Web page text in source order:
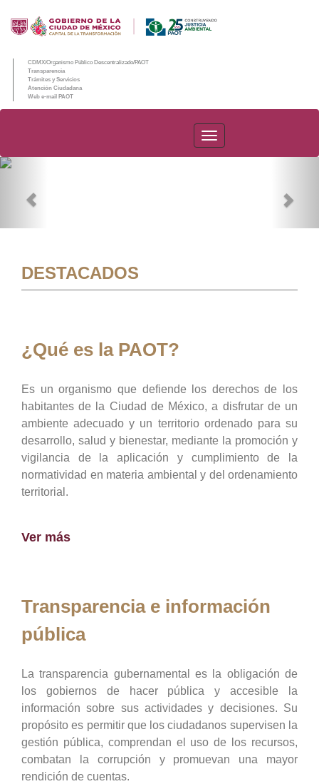
CDMX/Organismo Público Descentralizado/PAOT
Transparencia
Trámites y Servicios
Atención Ciudadana
Web e-mail PAOT
PAOT
DESTACADOS
¿Qué es la PAOT?
Es un organismo que defiende los derechos de los
habitantes de la Ciudad de México, a disfrutar de un
ambiente adecuado y un territorio ordenado para su
desarrollo, salud y bienestar, mediante la promoción y
vigilancia de la aplicación y cumplimiento de la
normatividad en materia ambiental y del ordenamiento
territorial.
Ver más
Transparencia e información
pública
La transparencia gubernamental es la obligación de
los gobiernos de hacer pública y accesible la
información sobre sus actividades y decisiones. Su
propósito es permitir que los ciudadanos supervisen la
gestión pública, comprendan el uso de los recursos,
combatan la corrupción y promuevan una mayor
rendición de cuentas.